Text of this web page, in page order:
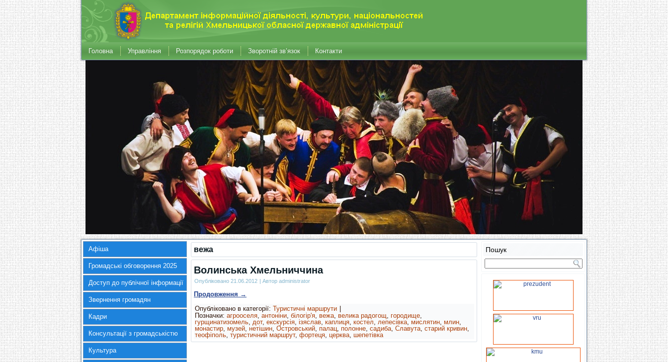
Головна Управління Розпорядок роботи Зворотній зв’язок Контакти
Афіша
Громадські обговорення 2025
Доступ до публічної інформації
Звернення громадян
Кадри
Консультації з громадськістю
Культура
вежа
Волинська Хмельниччина
Опубліковано 21.06.2012 | Автор administrator
Продовження →
Опубліковано в категорії: Туристичні маршрути
Позначки: агрооселя, антоніни, білогір'я, вежа, велика радогощ, городище,
гурщинатизомель, дот, екскурсія, ізяслав, каплиця, костел, лепесівка, мислятин, млин,
монастир, музей, нетішин, Островський, палац, полонне, садиба, Славута, старий кривин,
теофіполь, туристичний маршрут, фортеця, церква, шепетівка
Пошук